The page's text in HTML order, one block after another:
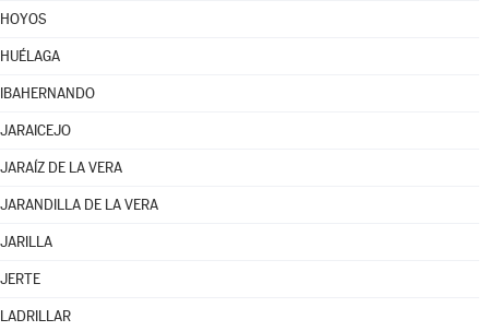
HOYOS
HUÉLAGA
IBAHERNANDO
JARAICEJO
JARAÍZ DE LA VERA
JARANDILLA DE LA VERA
JARILLA
JERTE
LADRILLAR